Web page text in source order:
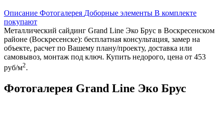
Описание Фотогалерея Доборные элементы В комплекте
покупают
Металлический сайдинг Grand Line Эко Брус в Воскресенском
районе (Воскресенске): бесплатная консультация, замер на
объекте, расчет по Вашему плану/проекту, доставка или
самовывоз, монтаж под ключ. Купить недорого, цена от 453
руб/м2.
Фотогалерея Grand Line Эко Брус